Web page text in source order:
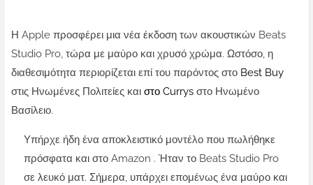
Η Apple προσφέρει μια νέα έκδοση των ακουστικών Beats
Studio Pro, τώρα με μαύρο και χρυσό χρώμα. Ωστόσο, η
διαθεσιμότητα περιορίζεται επί του παρόντος στο Best Buy
στις Ηνωμένες Πολιτείες και στο Currys στο Ηνωμένο
Βασίλειο.
Υπήρχε ήδη ένα αποκλειστικό μοντέλο που πωλήθηκε
πρόσφατα και στο Amazon . Ήταν το Beats Studio Pro
σε λευκό ματ. Σήμερα, υπάρχει επομένως ένα μαύρο και